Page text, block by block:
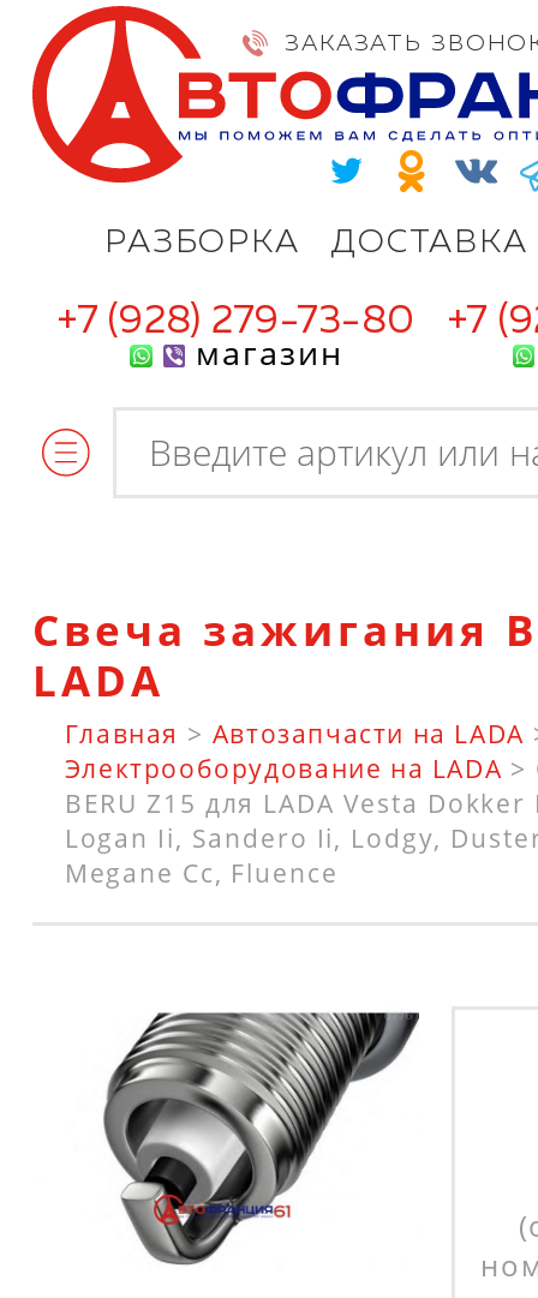
РАЗБОРКА ДОСТАВКА
ЗАКАЗАТЬ
+7 (928) 279-73-80
магазин
+7
Свеча зажигания
LADA
Главная > Автозапчасти на LADA
Электрооборудование на LADA >
BERU Z15 для LADA Vesta
Logan Ii, Sandero Ii, Lodgy,
Megane Cc, Fluence